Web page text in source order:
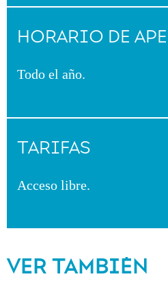
HORARIO DE
Todo el año.
TARIFAS
Acceso libre.
VER TAMBIÉN